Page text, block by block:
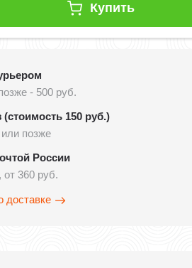
Купить
- 500 руб.
150 руб.)
позже
России
от 360 руб.
доставке